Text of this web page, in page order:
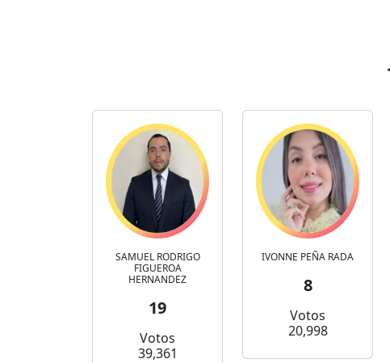
SAMUEL RODRIGO
FIGUEROA
HERNANDEZ
19
Votos
39,361
IVONNE PEÑA RADA
8
Votos
20,998